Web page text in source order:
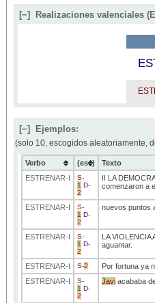
[−] Realizaciones valenciales
[−] Ejemplos:
(solo 10, escogidos aleatoriamente,
Verbo (ess) Texto
ESTRENAR-I S-
1 D-
2
II LA
comenzaron a
ESTRENAR-I S-
1 D-
2
nuevos puntos
ESTRENAR-I S-
1 D-
2
LA
aguantar.
ESTRENAR-I S-2 Por fortuna ya
ESTRENAR-I S-
1 D-
2
Javiacababa